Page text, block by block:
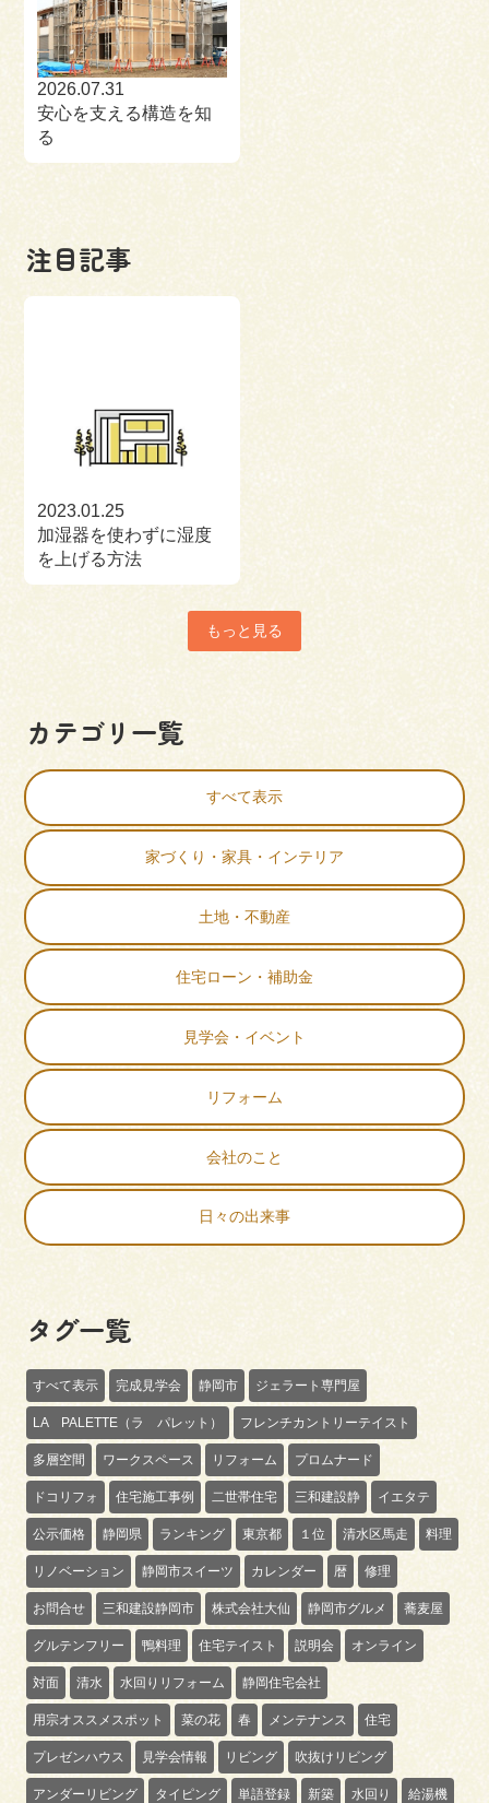
2026.07.31
安心を支える構造を知
る
注目記事
2023.01.25
加湿器を使わずに湿度
を上げる方法
もっと見る
カテゴリ一覧
すべて表示
家づくり・家具・インテリア
土地・不動産
住宅ローン・補助金
見学会・イベント
リフォーム
会社のこと
日々の出来事
タグ一覧
すべて表示 完成見学会 静岡市 ジェラート専門屋
LA PALETTE（ラ パレット） フレンチカントリーテイスト
多層空間 ワークスペース リフォーム プロムナード
ドコリフォ 住宅施工事例 二世帯住宅 三和建設静 イエタテ
公示価格 静岡県 ランキング 東京都 １位 清水区馬走 料理
リノベーション 静岡市スイーツ カレンダー 暦 修理
お問合せ 三和建設静岡市 株式会社大仙 静岡市グルメ 蕎麦屋
グルテンフリー 鴨料理 住宅テイスト 説明会 オンライン
対面 清水 水回りリフォーム 静岡住宅会社
用宗オススメスポット 菜の花 春 メンテナンス 住宅
プレゼンハウス 見学会情報 リビング 吹抜けリビング
アンダーリビング タイピング 単語登録 新築 水回り 給湯機